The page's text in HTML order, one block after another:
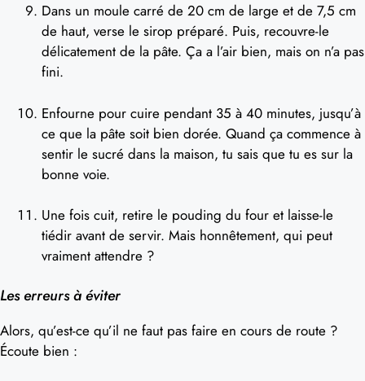
Dans un moule carré de 20 cm de large et de 7,5 cm
de haut, verse le sirop préparé. Puis, recouvre-le
délicatement de la pâte. Ça a l’air bien, mais on n’a pas
fini.
Enfourne pour cuire pendant 35 à 40 minutes, jusqu’à
ce que la pâte soit bien dorée. Quand ça commence à
sentir le sucré dans la maison, tu sais que tu es sur la
bonne voie.
Une fois cuit, retire le pouding du four et laisse-le
tiédir avant de servir. Mais honnêtement, qui peut
vraiment attendre ?
Les erreurs à éviter
Alors, qu’est-ce qu’il ne faut pas faire en cours de route ?
Écoute bien :